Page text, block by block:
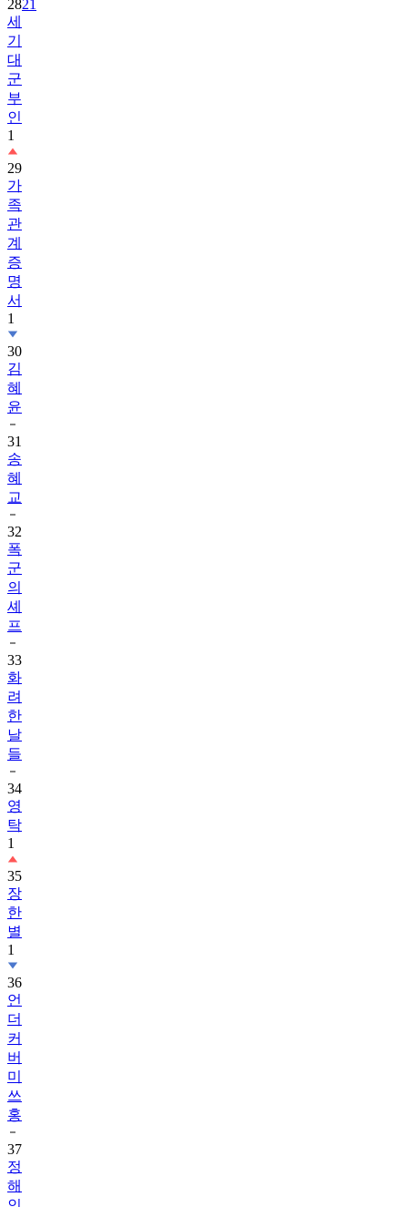
2821
세
기
대
군
부
인
1
29
가
족
관
계
증
명
서
1
30
김
혜
윤
31
송
혜
교
32
폭
군
의
셰
프
33
화
려
한
날
들
34
영
탁
1
35
장
한
별
1
36
언
더
커
버
미
쓰
홍
37
정
해